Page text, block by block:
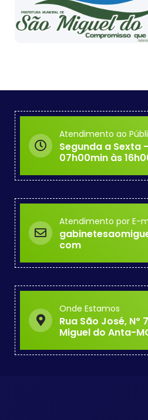
Atendimento ao
Segunda a Sexta
07h00min às
Atendimento por E-
com
Onde Estamos
Rua São José, Nº
Miguel do Anta-